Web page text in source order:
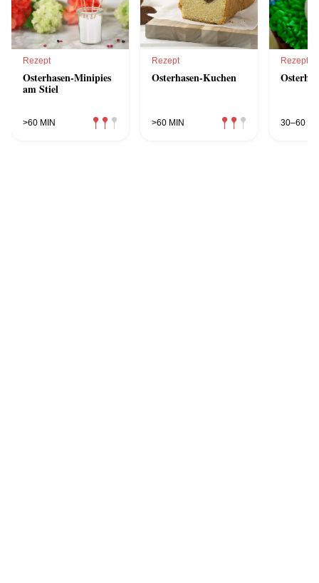
Rezept
Osterhasen-Minipies
am Stiel
>60 MIN
Rezept
Osterhasen-Kuchen
>60 MIN
Rezept
30–60